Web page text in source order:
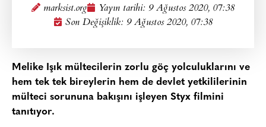
marksist.org Yayın tarihi: 9 Ağustos 2020, 07:38
Son Değişiklik: 9 Ağustos 2020, 07:38
Melike Işık mültecilerin zorlu göç yolculuklarını ve
hem tek tek bireylerin hem de devlet yetkililerinin
mülteci sorununa bakışını işleyen Styx filmini
tanıtıyor.